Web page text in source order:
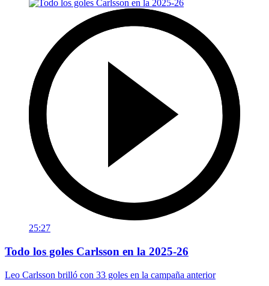
25:27
Todo los goles Carlsson en la 2025-26
Leo Carlsson brilló con 33 goles en la campaña anterior